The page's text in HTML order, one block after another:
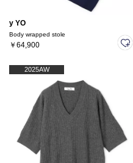
y YO
Body wrapped stole
￥64,900
2025AW